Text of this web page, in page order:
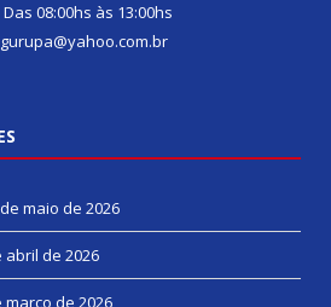
08:00hs às 13:00hs
maio de 2026
abril de 2026
março de 2026